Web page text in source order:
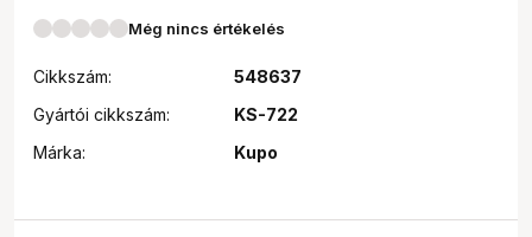
Még nincs értékelés
Cikkszám:
548637
Gyártói cikkszám:
KS-722
Márka:
Kupo